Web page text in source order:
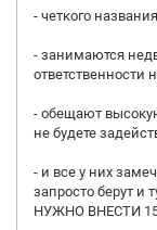
- четкого
- занимаются
ответственности
- обещают
не будете
- и все у них
запросто берут
НУЖНО ВНЕСТИ